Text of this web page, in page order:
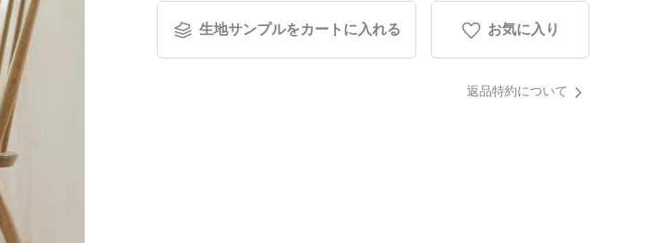
生地サンプルをカートに入れる お気に入り
返品特約について